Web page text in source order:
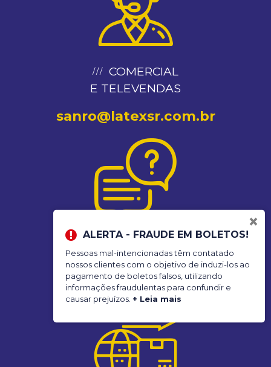
×
ALERTA - FRAUDE EM BOLETOS!
Pessoas mal-intencionadas têm contatado
nossos clientes com o objetivo de induzi-los ao
pagamento de boletos falsos, utilizando
informações fraudulentas para confundir e
causar prejuízos. + Leia mais
COMERCIAL
E TELEVENDAS
sanro@latexsr.com.br
AO CONSUMIDOR
latex@latexsr.com.br